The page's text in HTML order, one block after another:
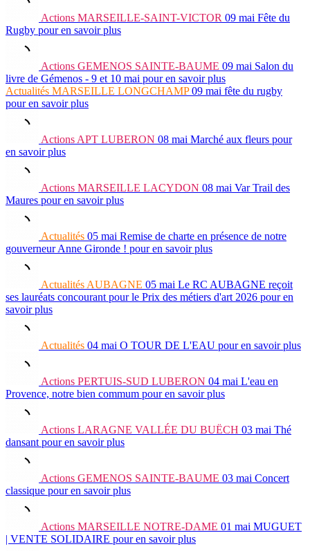
Actions MARSEILLE-SAINT-VICTOR 09 mai Fête du
Rugby pour en savoir plus
Actions GEMENOS SAINTE-BAUME 09 mai Salon du
livre de Gémenos - 9 et 10 mai pour en savoir plus
Actualités MARSEILLE LONGCHAMP 09 mai fête du rugby
pour en savoir plus
Actions APT LUBERON 08 mai Marché aux fleurs pour
en savoir plus
Actions MARSEILLE LACYDON 08 mai Var Trail des
Maures pour en savoir plus
Actualités 05 mai Remise de charte en présence de notre
gouverneur Anne Gironde ! pour en savoir plus
Actualités AUBAGNE 05 mai Le RC AUBAGNE reçoit
ses lauréats concourant pour le Prix des métiers d'art 2026 pour en
savoir plus
Actualités 04 mai O TOUR DE L'EAU pour en savoir plus
Actions PERTUIS-SUD LUBERON 04 mai L'eau en
Provence, notre bien commum pour en savoir plus
Actions LARAGNE VALLÉE DU BUËCH 03 mai Thé
dansant pour en savoir plus
Actions GEMENOS SAINTE-BAUME 03 mai Concert
classique pour en savoir plus
Actions MARSEILLE NOTRE-DAME 01 mai MUGUET
| VENTE SOLIDAIRE pour en savoir plus